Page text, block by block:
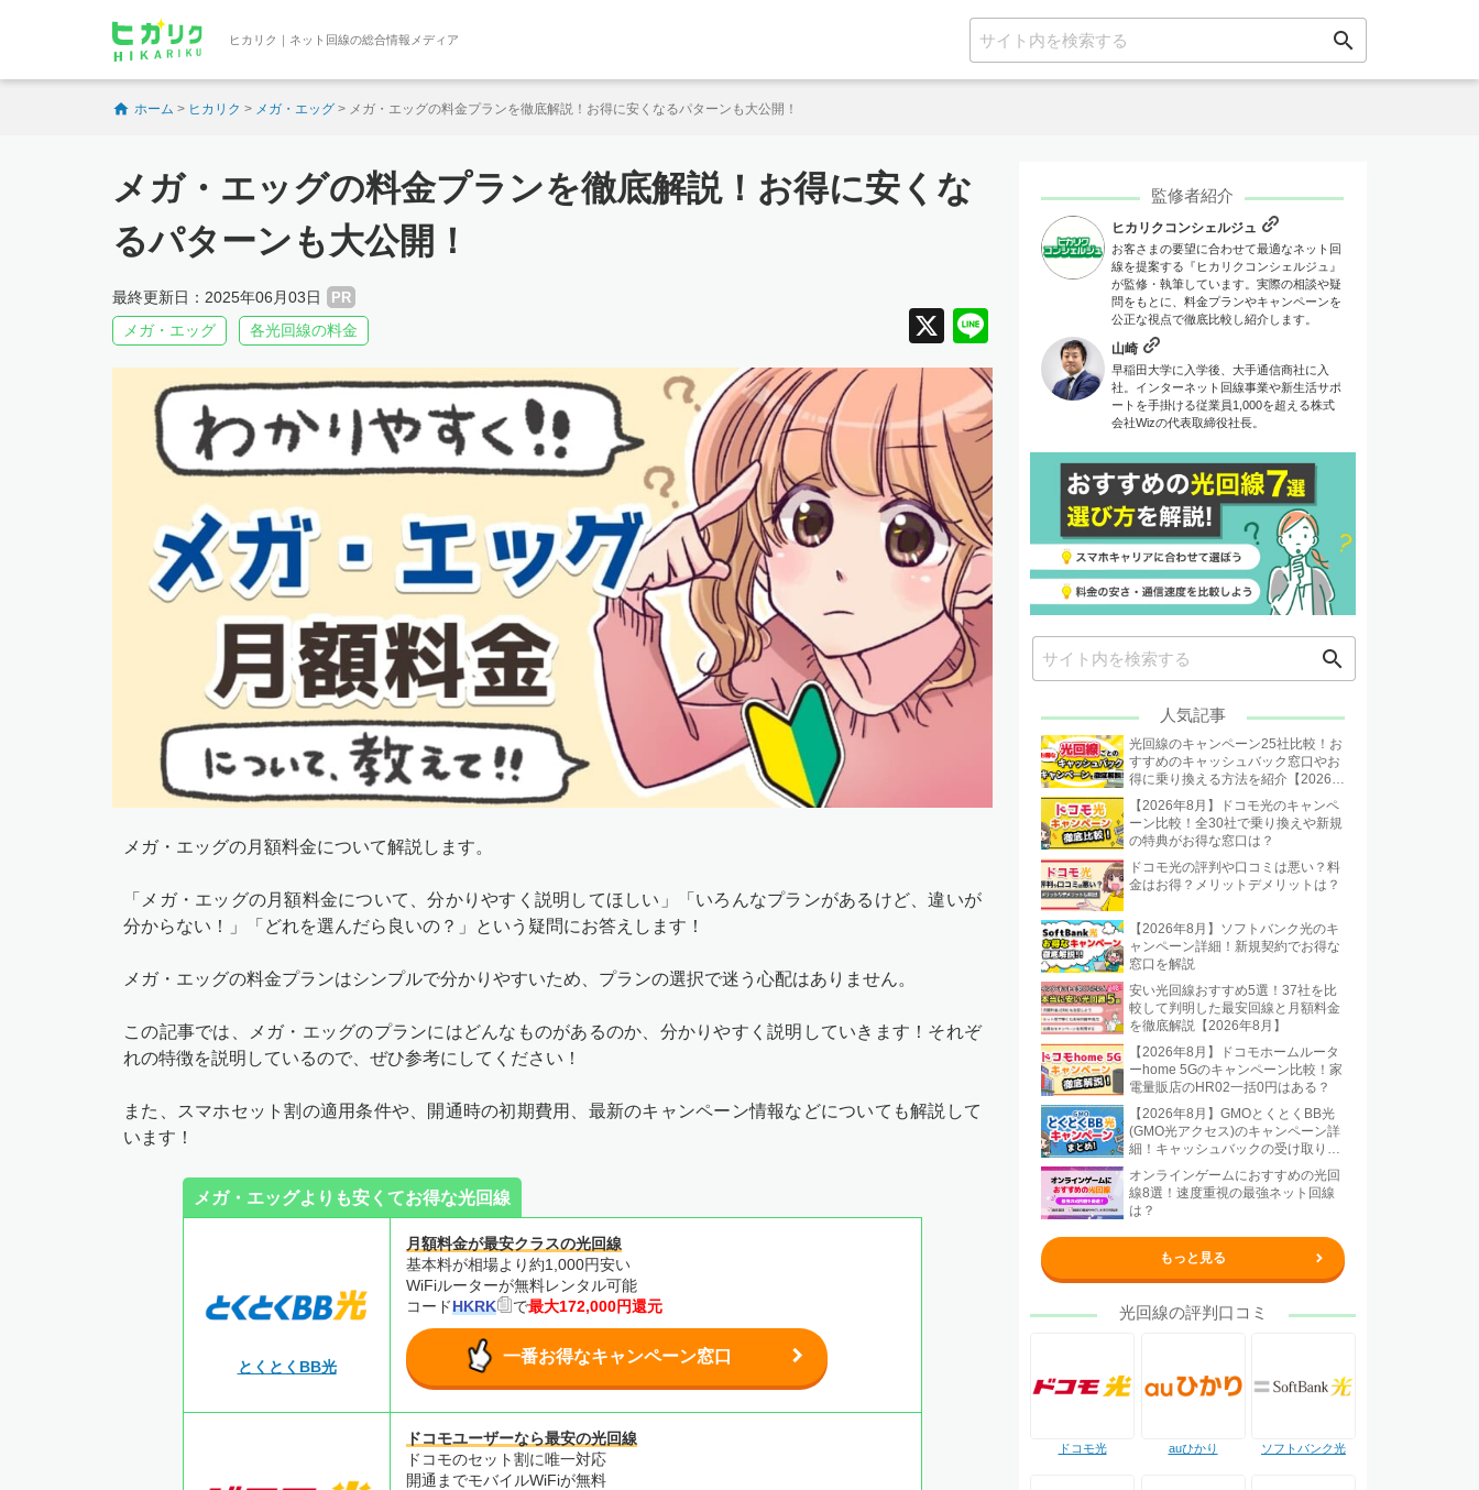
ヒカリク｜ネット回線の総合情報メディア search
ホーム > ヒカリク > メガ・エッグ > メガ・エッグの料金プランを徹底解説！お得に安くなるパターンも大公開！
メガ・エッグの料金プランを徹底解説！お得に安くな
るパターンも大公開！
最終更新日：2025年06月03日 PR
X
メガ・エッグ 各光回線の料金
メガ・エッグの月額料金について解説します。
「メガ・エッグの月額料金について、分かりやすく説明してほしい」「いろんなプランがあるけど、違いが
分からない！」「どれを選んだら良いの？」という疑問にお答えします！
メガ・エッグの料金プランはシンプルで分かりやすいため、プランの選択で迷う心配はありません。
この記事では、メガ・エッグのプランにはどんなものがあるのか、分かりやすく説明していきます！それぞ
れの特徴を説明しているので、ぜひ参考にしてください！
また、スマホセット割の適用条件や、開通時の初期費用、最新のキャンペーン情報などについても解説して
います！
メガ・エッグよりも安くてお得な光回線
とくとくBB光
月額料金が最安クラスの光回線
基本料が相場より約1,000円安い
WiFiルーターが無料レンタル可能
コードHKRK で最大172,000円還元
一番お得なキャンペーン窓口
ドコモユーザーなら最安の光回線
ドコモのセット割に唯一対応
開通までモバイルWiFiが無料
監修者紹介
ヒカリクコンシェルジュ
お客さまの要望に合わせて最適なネット回
線を提案する『ヒカリクコンシェルジュ』
が監修・執筆しています。実際の相談や疑
問をもとに、料金プランやキャンペーンを
公正な視点で徹底比較し紹介します。
山崎
早稲田大学に入学後、大手通信商社に入
社。インターネット回線事業や新生活サポ
ートを手掛ける従業員1,000を超える株式
会社Wizの代表取締役社長。
search
人気記事
光回線のキャンペーン25社比較！お
すすめのキャッシュバック窓口やお
得に乗り換える方法を紹介【2026年
8月】
【2026年8月】ドコモ光のキャンペ
ーン比較！全30社で乗り換えや新規
の特典がお得な窓口は？
ドコモ光の評判や口コミは悪い？料
金はお得？メリットデメリットは？
【2026年8月】ソフトバンク光のキ
ャンペーン詳細！新規契約でお得な
窓口を解説
安い光回線おすすめ5選！37社を比
較して判明した最安回線と月額料金
を徹底解説【2026年8月】
【2026年8月】ドコモホームルータ
ーhome 5Gのキャンペーン比較！家
電量販店のHR02一括0円はある？
【2026年8月】GMOとくとくBB光
(GMO光アクセス)のキャンペーン詳
細！キャッシュバックの受け取り方
法も解説
オンラインゲームにおすすめの光回
線8選！速度重視の最強ネット回線
は？
もっと見る
光回線の評判口コミ
ドコモ光 auひかり ソフトバンク光